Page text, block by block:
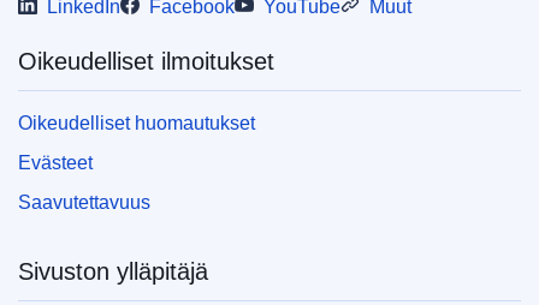
LinkedIn Facebook YouTube Muut
Oikeudelliset ilmoitukset
Oikeudelliset huomautukset
Evästeet
Saavutettavuus
Sivuston ylläpitäjä